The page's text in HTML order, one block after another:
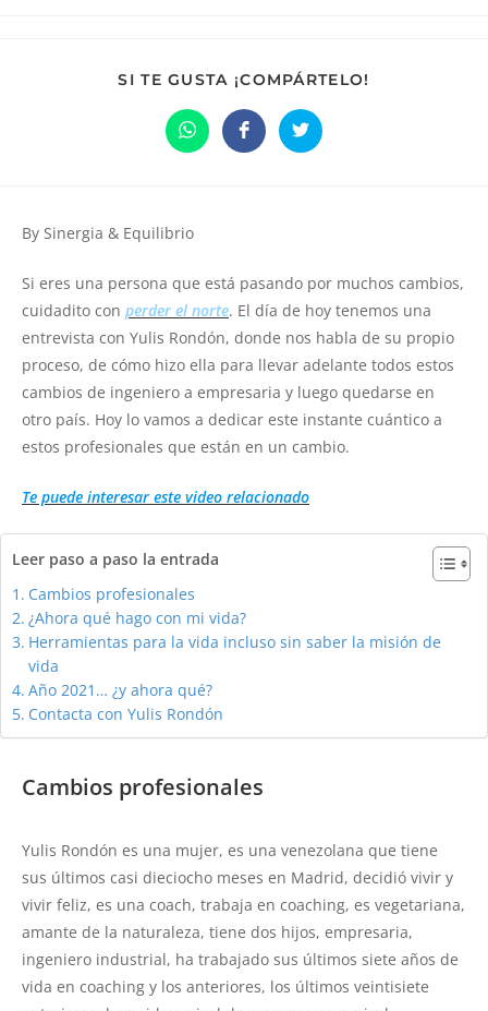
SI TE GUSTA ¡COMPÁRTELO!
Se
abre
Se
abre
Se
abre
By Sinergia & Equilibrio
Si eres una persona que está pasando por muchos cambios,
cuidadito con perder el norte. El día de hoy tenemos una
entrevista con Yulis Rondón, donde nos habla de su propio
proceso, de cómo hizo ella para llevar adelante todos estos
cambios de ingeniero a empresaria y luego quedarse en
otro país. Hoy lo vamos a dedicar este instante cuántico a
estos profesionales que están en un cambio.
Te puede interesar este video relacionado
Leer paso a paso la entrada
Cambios profesionales
¿Ahora qué hago con mi vida?
Herramientas para la vida incluso sin saber la misión de
vida
Año 2021… ¿y ahora qué?
Contacta con Yulis Rondón
Cambios profesionales
Yulis Rondón es una mujer, es una venezolana que tiene
sus últimos casi dieciocho meses en Madrid, decidió vivir y
vivir feliz, es una coach, trabaja en coaching, es vegetariana,
amante de la naturaleza, tiene dos hijos, empresaria,
ingeniero industrial, ha trabajado sus últimos siete años de
vida en coaching y los anteriores, los últimos veintisiete